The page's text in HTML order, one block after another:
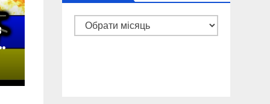
Архіви